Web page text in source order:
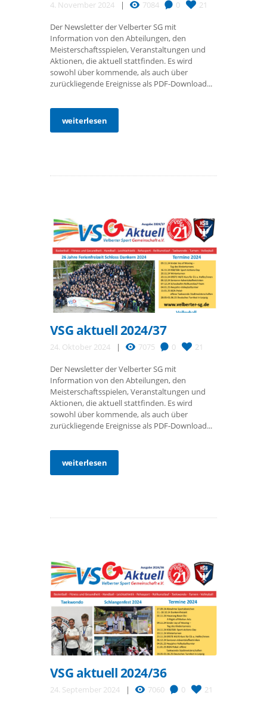
4. November 2024 7084 0 21
Der Newsletter der Velberter SG mit
Information von den Abteilungen, den
Meisterschaftsspielen, Veranstaltungen und
Aktionen, die aktuell stattfinden. Es wird
sowohl über kommende, als auch über
zurückliegende Ereignisse als PDF-Download...
weiterlesen
VSG aktuell 2024/37
24. Oktober 2024 7075 0 21
Der Newsletter der Velberter SG mit
Information von den Abteilungen, den
Meisterschaftsspielen, Veranstaltungen und
Aktionen, die aktuell stattfinden. Es wird
sowohl über kommende, als auch über
zurückliegende Ereignisse als PDF-Download...
weiterlesen
VSG aktuell 2024/36
24. September 2024 7060 0 21